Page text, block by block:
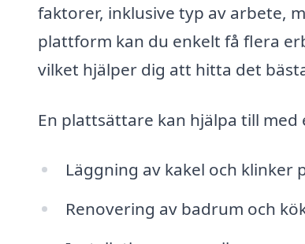
faktorer, inklusive typ av arbete,
plattform kan du enkelt få flera
vilket hjälper dig att hitta det
En plattsättare kan hjälpa till
Läggning av kakel och klinker
Renovering av badrum och